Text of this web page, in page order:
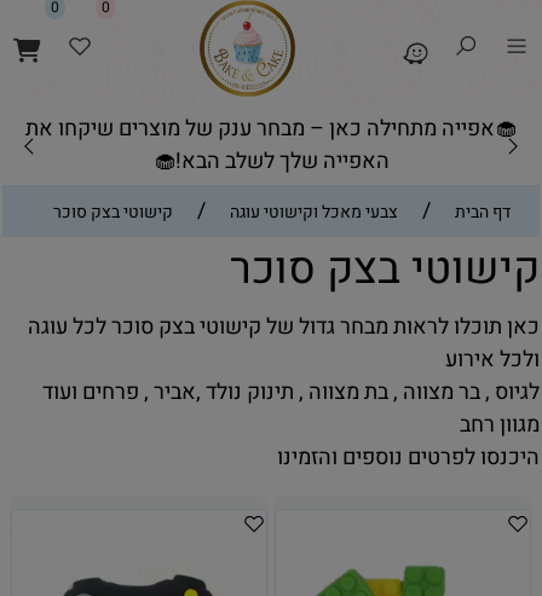
🧁אפייה מתחילה כאן – מבחר ענק של מוצרים שיקחו את
האפייה שלך לשלב הבא!🧁
0 0
דף הבית / צבעי מאכל וקישוטי עוגה / קישוטי בצק סוכר
קישוטי בצק סוכר
כאן תוכלו לראות מבחר גדול של קישוטי בצק סוכר לכל עוגה
ולכל אירוע
לגיוס , בר מצווה , בת מצווה , תינוק נולד ,אביר , פרחים ועוד
מגוון רחב
היכנסו לפרטים נוספים והזמינו